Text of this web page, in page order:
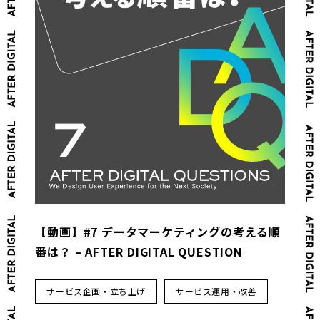
【動画】#7 データマーケティングの考える順
番は？ – AFTER DIGITAL QUESTION
サービス企画・立ち上げ サービス運用・改善